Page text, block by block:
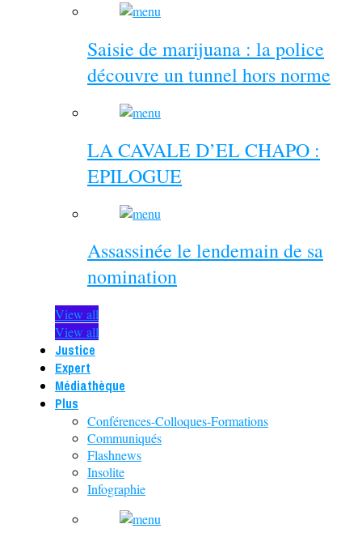
Saisie de marijuana : la police
découvre un tunnel hors norme
LA CAVALE D’EL CHAPO :
EPILOGUE
Assassinée le lendemain de sa
nomination
View all
View all
Justice
Expert
Médiathèque
Plus
Conférences-Colloques-Formations
Communiqués
Flashnews
Insolite
Infographie